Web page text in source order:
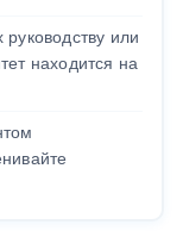
или
находится на